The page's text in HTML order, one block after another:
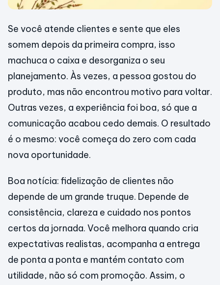
Se você atende clientes e sente que eles
somem depois da primeira compra, isso
machuca o caixa e desorganiza o seu
planejamento. Às vezes, a pessoa gostou do
produto, mas não encontrou motivo para voltar.
Outras vezes, a experiência foi boa, só que a
comunicação acabou cedo demais. O resultado
é o mesmo: você começa do zero com cada
nova oportunidade.
Boa notícia: fidelização de clientes não
depende de um grande truque. Depende de
consistência, clareza e cuidado nos pontos
certos da jornada. Você melhora quando cria
expectativas realistas, acompanha a entrega
de ponta a ponta e mantém contato com
utilidade, não só com promoção. Assim, o